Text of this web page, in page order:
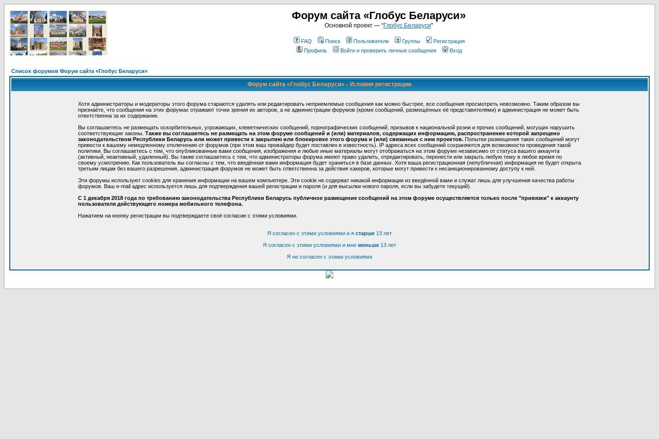
Форум сайта «Глобус Беларуси»
Основной проект — “Глобус Беларуси"
FAQ Поиск Пользователи Группы
Регистрация
Профиль
Войти и проверить личные сообщения Вход
Список форумов Форум сайта «Глобус Беларуси»
Форум сайта «Глобус Беларуси» - Условия регистрации
Хотя администраторы и модераторы этого форума стараются удалять или редактировать неприемлемые сообщения как можно быстрее, все сообщения просмотреть невозможно. Таким образом вы
признаёте, что сообщения на этих форумах отражают точки зрения их авторов, а не администрации форумов (кроме сообщений, размещённых её представителями) и администрация не может быть
ответственна за их содержание.
Вы соглашаетесь не размещать оскорбительных, угрожающих, клеветнических сообщений, порнографических сообщений, призывов к национальной розни и прочих сообщений, могущих нарушить
соответствующие законы. Также вы соглашаетесь не размещать на этом форуме сообщений и (или) материалов, содержащих информацию, распространение которой запрещено
законодательством Республики Беларусь или может привести к закрытию или блокировке этого форума и (или) связанных с ним проектов.Попытки размещения таких сообщений могут
привести к вашему немедленному отключению от форумов (при этом ваш провайдер будет поставлен в известность). IP адреса всех сообщений сохраняются для возможности проведения такой
политики. Вы соглашаетесь с тем, что опубликованные вами сообщения, изображения и любые иные материалы могут отображаться на этом форуме независимо от статуса вашего аккаунта
(активный, неактивный, удаленный). Вы также соглашаетесь с тем, что администраторы форума имеют право удалить, отредактировать, перенести или закрыть любую тему в любое время по
своему усмотрению. Как пользователь вы согласны с тем, что введённая вами информация будет храниться в базе данных. Хотя ваша регистрационная (непубличная) информация не будет открыта
третьим лицам без вашего разрешения, администрация форумов не может быть ответственна за действия хакеров, которые могут привести к несанкционированному доступу к ней.
Эти форумы используют cookies для хранения информации на вашем компьютере. Эти cookie не содержат никакой информации из введённой вами и служат лишь для улучшения качества работы
форумов. Ваш e-mail адрес используется лишь для подтверждения вашей регистрации и пароля (и для высылки нового пароля, если вы забудете текущий).
С 1 декабря 2018 года по требованию законодательства Республики Беларусь публичное размещение сообщений на этом форуме осуществляется только после "привязки" к аккаунту
пользователя действующего номера мобильного телефона.
Нажатием на кнопку регистрации вы подтверждаете своё согласие с этими условиями.
Я согласен с этими условиями и я старше 13 лет
Я согласен с этими условиями и мне меньше 13 лет
Я не согласен с этими условиями